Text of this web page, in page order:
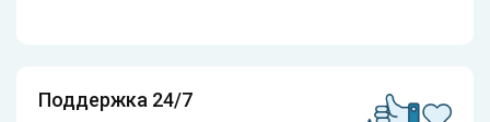
Поддержка 24/7